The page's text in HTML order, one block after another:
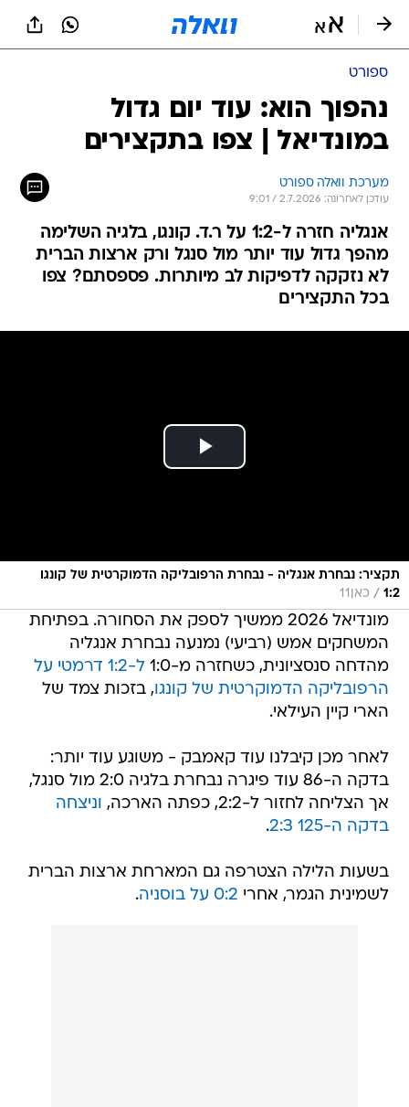
ספורט
נהפוך הוא: עוד יום גדול
במונדיאל | צפו בתקצירים
מערכת וואלה ספורט
עודכן לאחרונה: 2.7.2026 / 9:01
אנגליה חזרה ל-1:2 על ר.ד. קונגו, בלגיה השלימה
מהפך גדול עוד יותר מול סנגל ורק ארצות הברית
לא נזקקה לדפיקות לב מיותרות. פספסתם? צפו
בכל התקצירים
תקציר: נבחרת אנגליה - נבחרת הרפובליקה הדמוקרטית של קונגו
1:2
/ כאן11
מונדיאל 2026 ממשיך לספק את הסחורה. בפתיחת
המשחקים אמש (רביעי) נמנעה נבחרת אנגליה
מהדחה סנסציונית, כשחזרה מ-1:0
ל-1:2 דרמטי על
הרפובליקה הדמוקרטית של קונגו, בזכות צמד של
הארי קיין העילאי.
לאחר מכן קיבלנו עוד קאמבק - משוגע עוד יותר:
בדקה ה-86 עוד פיגרה נבחרת בלגיה 2:0 מול סנגל,
אך הצליחה לחזור ל-2:2, כפתה הארכה,
וניצחה
בדקה ה-125 2:3
.
בשעות הלילה הצטרפה גם המארחת ארצות הברית
לשמינית הגמר, אחרי 0:2 על בוסניה .